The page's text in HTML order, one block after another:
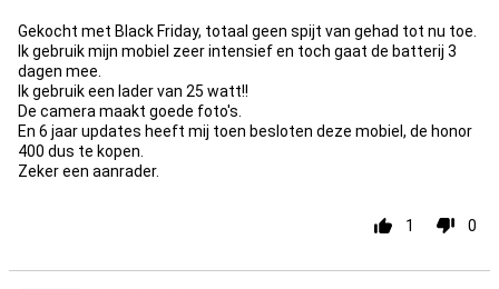
Gekocht met Black Friday, totaal geen spijt van gehad tot nu toe.
Ik gebruik mijn mobiel zeer intensief en toch gaat de batterij 3
dagen mee.
Ik gebruik een lader van 25 watt!!
De camera maakt goede foto's.
En 6 jaar updates heeft mij toen besloten deze mobiel, de honor
400 dus te kopen.
Zeker een aanrader.
1 0